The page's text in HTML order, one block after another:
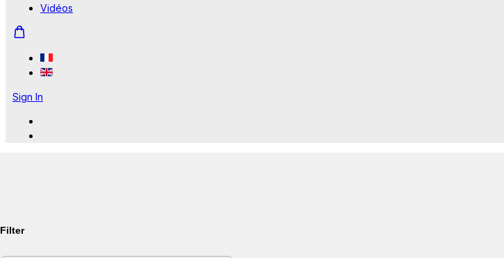
Vidéos
Sign In
Filter